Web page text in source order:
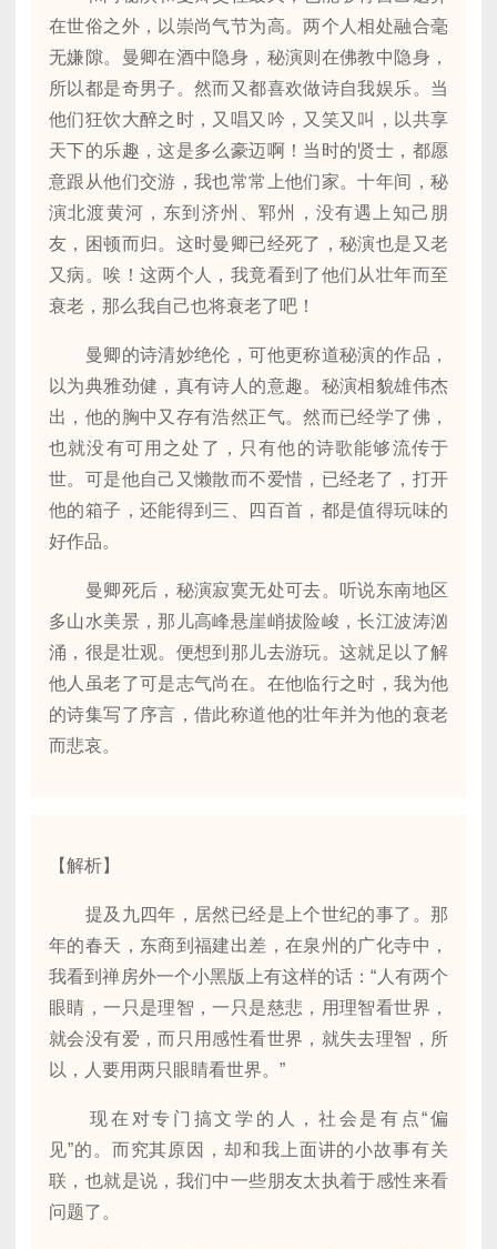
在世俗之外，以崇尚气节为高。两个人相处融合毫
无嫌隙。曼卿在酒中隐身，秘演则在佛教中隐身，
所以都是奇男子。然而又都喜欢做诗自我娱乐。当
他们狂饮大醉之时，又唱又吟，又笑又叫，以共享
天下的乐趣，这是多么豪迈啊！当时的贤士，都愿
意跟从他们交游，我也常常上他们家。十年间，秘
演北渡黄河，东到济州、郓州，没有遇上知己朋
友，困顿而归。这时曼卿已经死了，秘演也是又老
又病。唉！这两个人，我竟看到了他们从壮年而至
衰老，那么我自己也将衰老了吧！
曼卿的诗清妙绝伦，可他更称道秘演的作品，
以为典雅劲健，真有诗人的意趣。秘演相貌雄伟杰
出，他的胸中又存有浩然正气。然而已经学了佛，
也就没有可用之处了，只有他的诗歌能够流传于
世。可是他自己又懒散而不爱惜，已经老了，打开
他的箱子，还能得到三、四百首，都是值得玩味的
好作品。
曼卿死后，秘演寂寞无处可去。听说东南地区
多山水美景，那儿高峰悬崖峭拔险峻，长江波涛汹
涌，很是壮观。便想到那儿去游玩。这就足以了解
他人虽老了可是志气尚在。在他临行之时，我为他
的诗集写了序言，借此称道他的壮年并为他的衰老
而悲哀。
【解析】
提及九四年，居然已经是上个世纪的事了。那
年的春天，东商到福建出差，在泉州的广化寺中，
我看到禅房外一个小黑版上有这样的话：“人有两个
眼睛，一只是理智，一只是慈悲，用理智看世界，
就会没有爱，而只用感性看世界，就失去理智，所
以，人要用两只眼睛看世界。”
现在对专门搞文学的人，社会是有点“偏
见”的。而究其原因，却和我上面讲的小故事有关
联，也就是说，我们中一些朋友太执着于感性来看
问题了。